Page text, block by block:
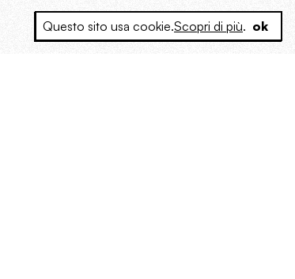
Questo sito usa cookie.Scopri di più. ok